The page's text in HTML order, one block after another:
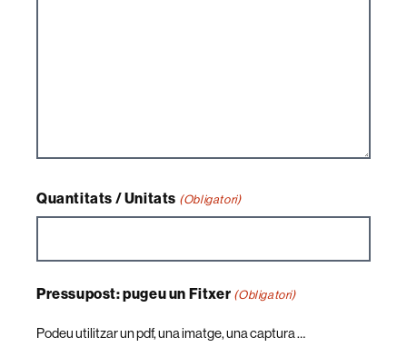
Quantitats / Unitats (Obligatori)
Pressupost: pugeu un Fitxer (Obligatori)
Podeu utilitzar un pdf, una imatge, una captura …